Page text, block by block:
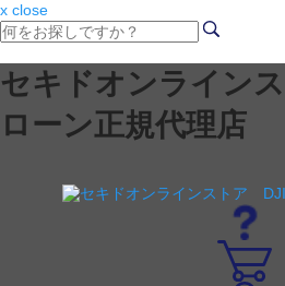
x close
セキドオンライン
ローン正規代理店